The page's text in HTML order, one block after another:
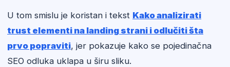
U tom smislu je koristan i tekst Kako analizirati
trust elementi na landing strani i odlučiti šta
prvo popraviti, jer pokazuje kako se pojedinačna
SEO odluka uklapa u širu sliku.